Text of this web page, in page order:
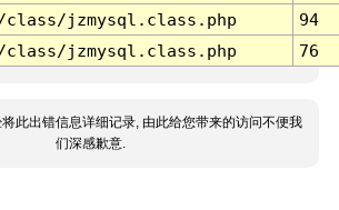
class/jzmysql.class.php
94
class/jzmysql.class.php 76
将此出错信息详细记录, 由此给您带来的访问不便我
们深感歉意.